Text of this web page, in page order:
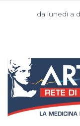
da lunedì a